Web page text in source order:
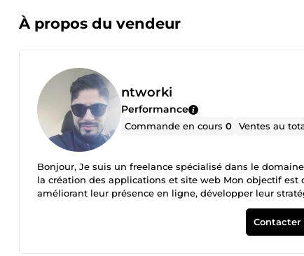
À propos du vendeur
ntworki
Performance
Commande en cours0 Ventes au
Bonjour, Je suis un freelance spécialisé dans le
la création des applications et site web Mon objectif
améliorant leur présence en ligne, développer leur
m'efforce de fournir des solutions efficaces qui
professionnel et original avec créativité Je vais créer
Contacter